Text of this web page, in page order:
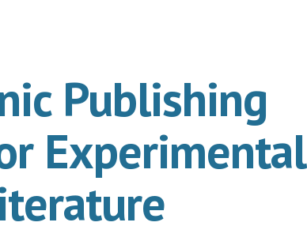
Publishing
Experimental